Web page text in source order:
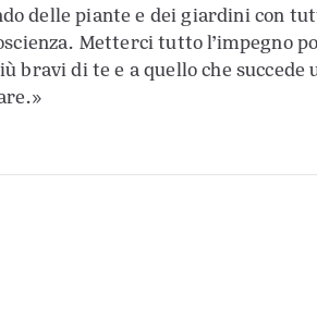
delle piante e dei giardini con
Metterci tutto l’impegno
di te e a quello che succede